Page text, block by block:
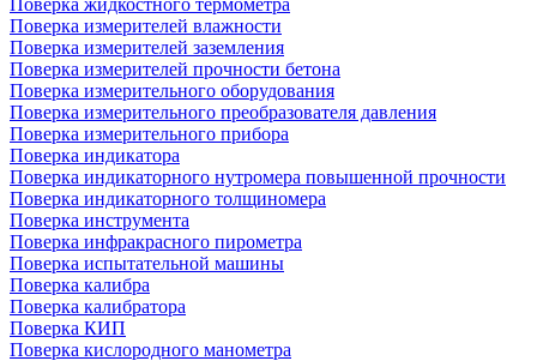
Поверка жидкостного термометра
Поверка измерителей влажности
Поверка измерителей заземления
Поверка измерителей прочности бетона
Поверка измерительного оборудования
Поверка измерительного преобразователя давления
Поверка измерительного прибора
Поверка индикатора
Поверка индикаторного нутромера повышенной прочности
Поверка индикаторного толщиномера
Поверка инструмента
Поверка инфракрасного пирометра
Поверка испытательной машины
Поверка калибра
Поверка калибратора
Поверка КИП
Поверка кислородного манометра